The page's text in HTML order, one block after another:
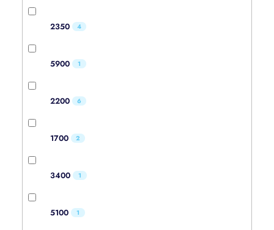
2350 4
5900 1
2200 6
1700 2
3400 1
5100 1